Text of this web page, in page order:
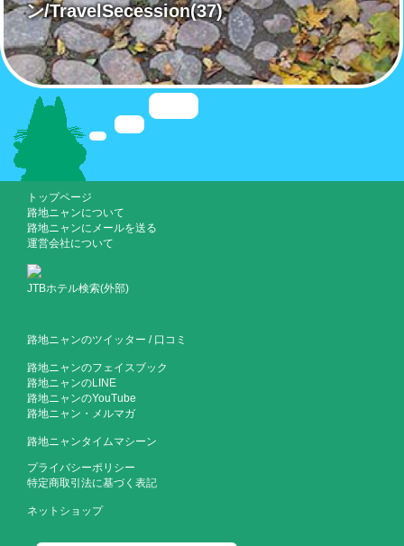
ン/TravelSecession(37)
トップページ
路地ニャンについて
路地ニャンにメールを送る
運営会社について
JTBホテル検索(外部)
路地ニャンのツイッター / 口コミ
路地ニャンのフェイスブック
路地ニャンのLINE
路地ニャンのYouTube
路地ニャン・メルマガ
路地ニャンタイムマシーン
プライバシーポリシー
特定商取引法に基づく表記
ネットショップ